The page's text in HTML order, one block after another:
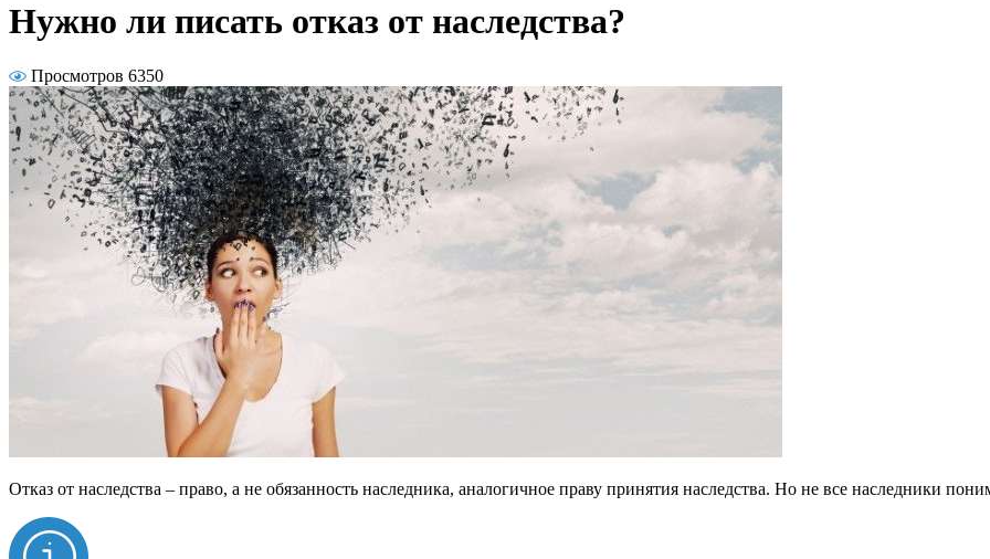
Нужно ли писать отказ от наследства?
Просмотров 6350
Отказ от наследства – право, а не обязанность наследника, аналогичное праву принятия наследства. Но не все наследники